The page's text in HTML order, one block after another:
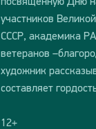
участников
СССР, академика
ветеранов
художник
составляет
12+